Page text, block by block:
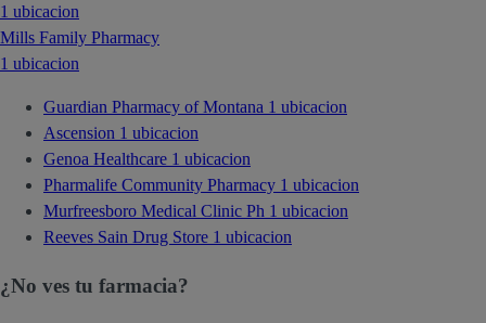
1 ubicacion
Mills Family Pharmacy
1 ubicacion
Guardian Pharmacy of Montana 1 ubicacion
Ascension 1 ubicacion
Genoa Healthcare 1 ubicacion
Pharmalife Community Pharmacy 1 ubicacion
Murfreesboro Medical Clinic Ph 1 ubicacion
Reeves Sain Drug Store 1 ubicacion
¿No ves tu farmacia?